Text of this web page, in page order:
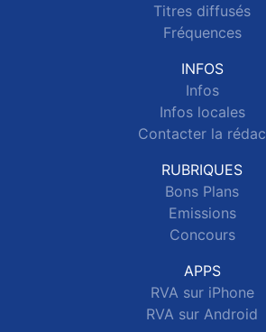
Titres diffusés
Fréquences
INFOS
Infos
Infos locales
Contacter la rédac
RUBRIQUES
Bons Plans
Emissions
Concours
APPS
RVA sur iPhone
RVA sur Android